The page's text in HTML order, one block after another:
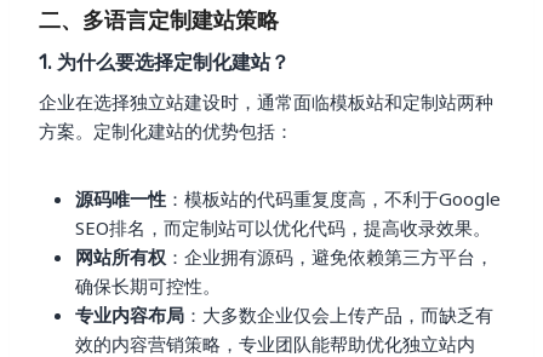
二、多语言定制建站策略
1. 为什么要选择定制化建站？
企业在选择独立站建设时，通常面临模板站和定制站两种
方案。定制化建站的优势包括：
源码唯一性 ：模板站的代码重复度高，不利于Google
SEO排名，而定制站可以优化代码，提高收录效果。
网站所有权 ：企业拥有源码，避免依赖第三方平台，
确保长期可控性。
专业内容布局 ：大多数企业仅会上传产品，而缺乏有
效的内容营销策略，专业团队能帮助优化独立站内